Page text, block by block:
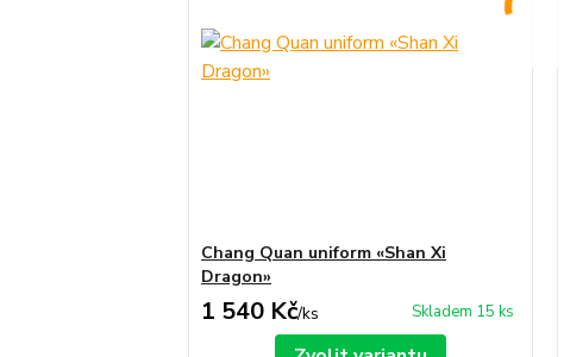
Chang Quan uniform «Shan Xi
Dragon»
1 540 Kč/ks Skladem 15 ks